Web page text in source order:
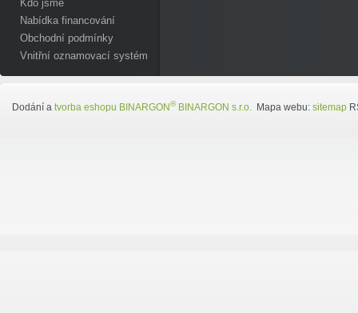
Kdo jsme
Nabídka financování
Obchodní podmínky
Vnitřní oznamovací systém
Dodání a tvorba eshopu BINARGON®BINARGON s.r.o. Mapa webu: sitemap